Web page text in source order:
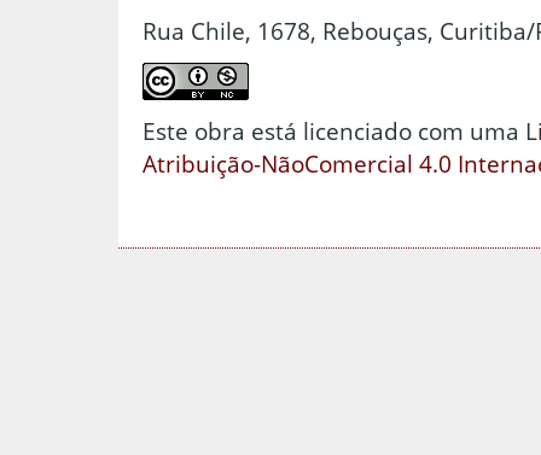
Rua Chile, 1678, Rebouças, Curitiba/
Este obra está licenciado com uma
Atribuição-NãoComercial 4.0